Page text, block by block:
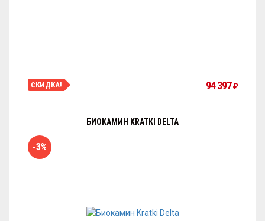
СКИДКА! 94 397₽
БИОКАМИН KRATKI DELTA
-3%